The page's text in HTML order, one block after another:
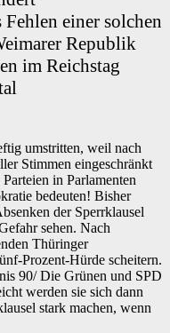
Fehlen einer solchen
Republik
im Reichstag
umstritten, weil nach
Stimmen eingeschränkt
in Parlamenten
bedeuten! Bisher
der Sperrklausel
sehen. Nach
Thüringer
Prozent-Hürde scheitern.
90/ Die Grünen und SPD
werden sie sich dann
stark machen, wenn